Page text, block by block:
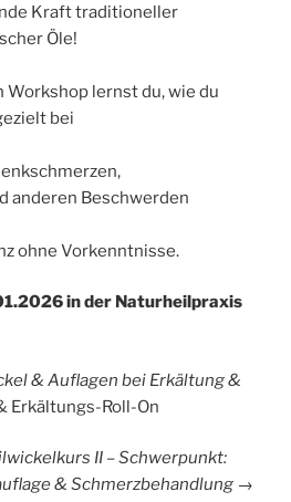
Kraft traditioneller
Öle!
Workshop lernst du, wie du
bei
anderen Beschwerden
ohne Vorkenntnisse.
in der Naturheilpraxis
& Auflagen bei Erkältung &
Erkältungs-Roll-On
II – Schwerpunkt:
& Schmerzbehandlung →